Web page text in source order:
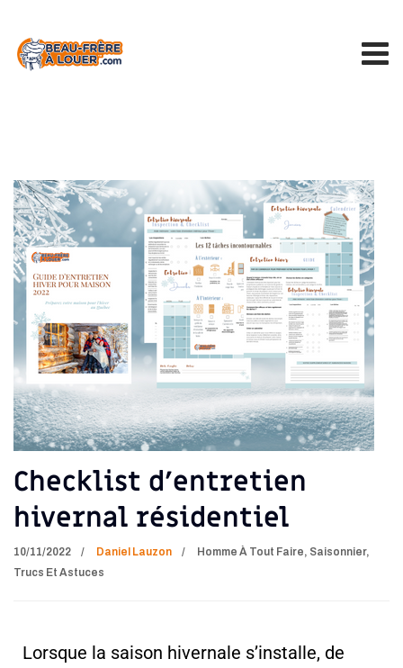
Checklist d’entretien
hivernal résidentiel
10/11/2022 Daniel Lauzon Homme À Tout Faire, Saisonnier,
Trucs Et Astuces
Lorsque la saison hivernale s’installe, de